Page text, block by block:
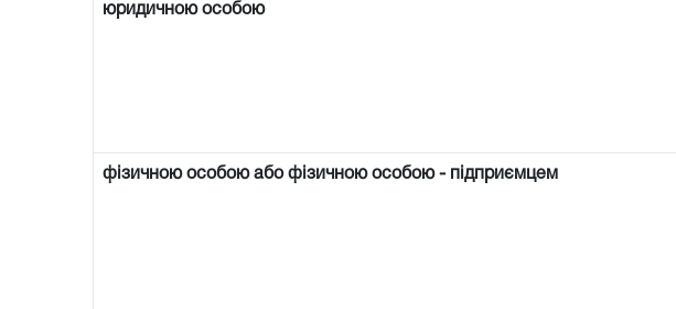
юридичною особою
фізичною особою або фізичною особою - підприємцем